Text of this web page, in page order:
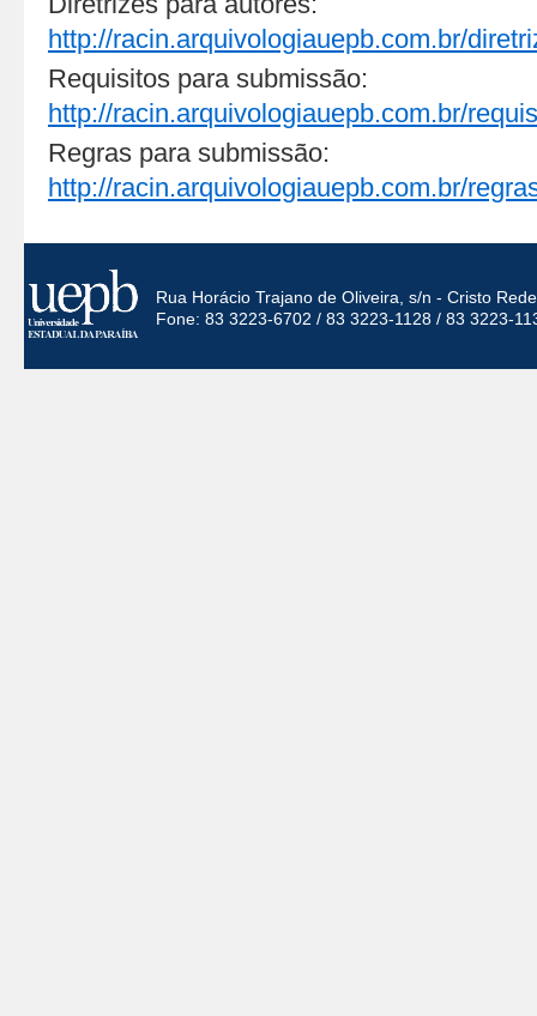
http://racin.arquivologiauepb.com.br/
Requisitos para submissão:
http://racin.arquivologiauepb.com.br/
Regras para submissão:
http://racin.arquivologiauepb.com.br/
Rua Horácio Trajano de Oliveira, s/n - Cristo
Fone: 83 3223-6702 / 83 3223-1128 / 83 3223-